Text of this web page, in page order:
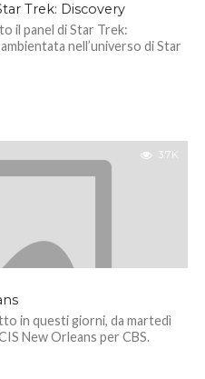
Trek: Discovery
il panel di Star Trek:
nell’universo di Star
3.7K
in questi giorni, da martedì
New Orleans per CBS.